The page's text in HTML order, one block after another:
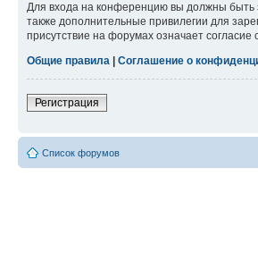
Для входа на конференцию вы должны быть
также дополнительные привилегии для
присутствие на форумах означает согласие
Общие правила
Соглашение о
Регистрация
Список форумов